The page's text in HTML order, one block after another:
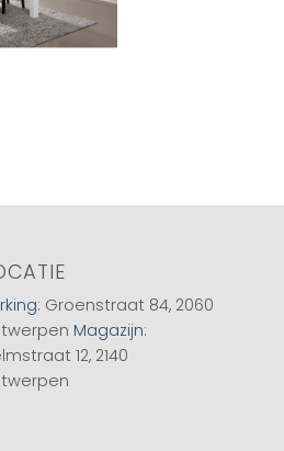
: Groenstraat 84, 2060
Magazijn:
12, 2140